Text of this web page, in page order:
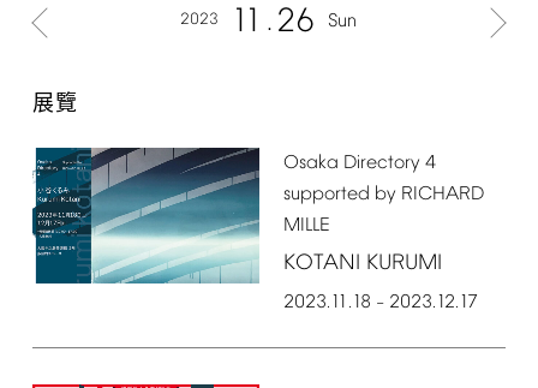
2023 11 26 Sun
展覽
Osaka Directory 4
supported by RICHARD
MILLE
KOTANI KURUMI
2023.11.18 – 2023.12.17